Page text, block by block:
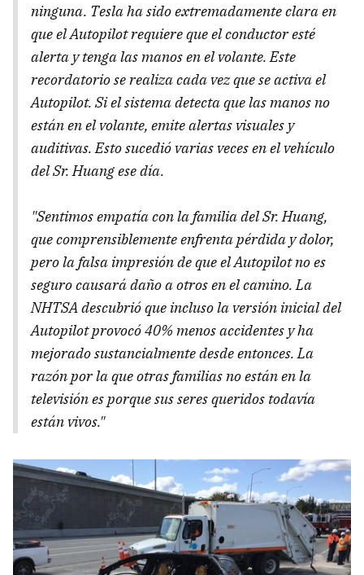
ninguna. Tesla ha sido extremadamente clara en
que el Autopilot requiere que el conductor esté
alerta y tenga las manos en el volante. Este
recordatorio se realiza cada vez que se activa el
Autopilot. Si el sistema detecta que las manos no
están en el volante, emite alertas visuales y
auditivas. Esto sucedió varias veces en el vehículo
del Sr. Huang ese día.
"Sentimos empatía con la familia del Sr. Huang,
que comprensiblemente enfrenta pérdida y dolor,
pero la falsa impresión de que el Autopilot no es
seguro causará daño a otros en el camino. La
NHTSA descubrió que incluso la versión inicial del
Autopilot provocó 40% menos accidentes y ha
mejorado sustancialmente desde entonces. La
razón por la que otras familias no están en la
televisión es porque sus seres queridos todavía
están vivos."